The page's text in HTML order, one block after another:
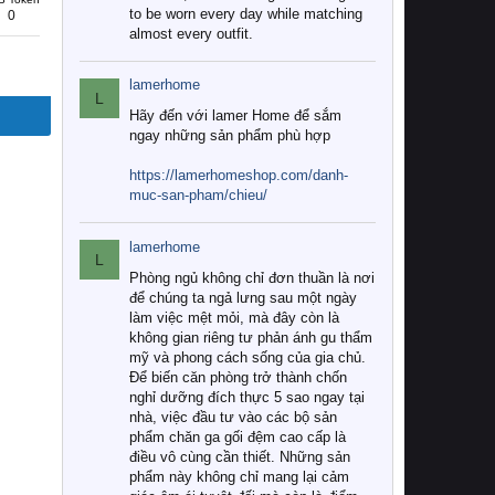
0
to be worn every day while matching
almost every outfit.
L
lamerhome
Hãy đến với lamer Home để sắm
ngay những sản phẩm phù hợp
https://lamerhomeshop.com/danh-
muc-san-pham/chieu/
L
lamerhome
Phòng ngủ không chỉ đơn thuần là nơi
để chúng ta ngả lưng sau một ngày
làm việc mệt mỏi, mà đây còn là
không gian riêng tư phản ánh gu thẩm
mỹ và phong cách sống của gia chủ.
Để biến căn phòng trở thành chốn
nghỉ dưỡng đích thực 5 sao ngay tại
nhà, việc đầu tư vào các bộ sản
phẩm chăn ga gối đệm cao cấp là
điều vô cùng cần thiết. Những sản
phẩm này không chỉ mang lại cảm